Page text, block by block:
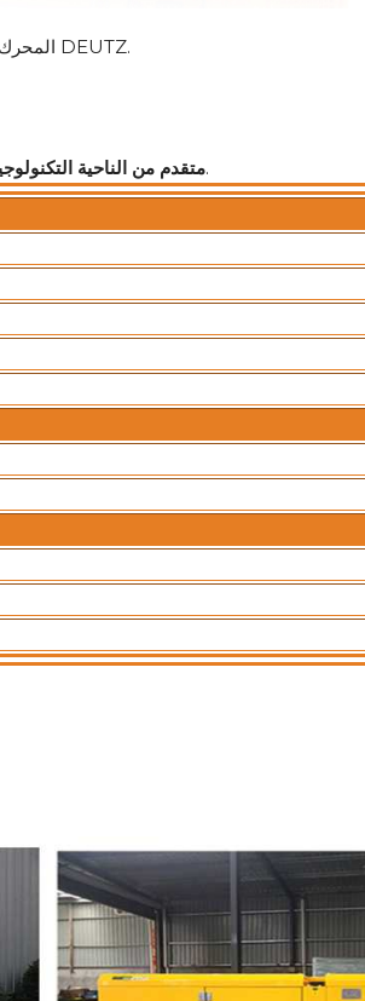
المولدات DEUTZ - المحرك والمولد الكهربائي وأدوات التحكم - بواسطة DEUTZ.
متقدم من الناحية:تم تصميمه مع وضع الاستدامة والانبعاثات المنخفضة في الاعتبار.